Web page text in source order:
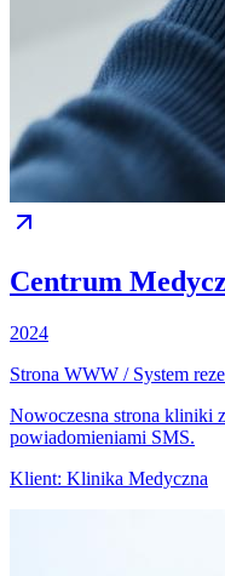
Centrum
2024
Strona WWW / System
Nowoczesna strona kliniki
powiadomieniami SMS.
Klient: Klinika Medyczna